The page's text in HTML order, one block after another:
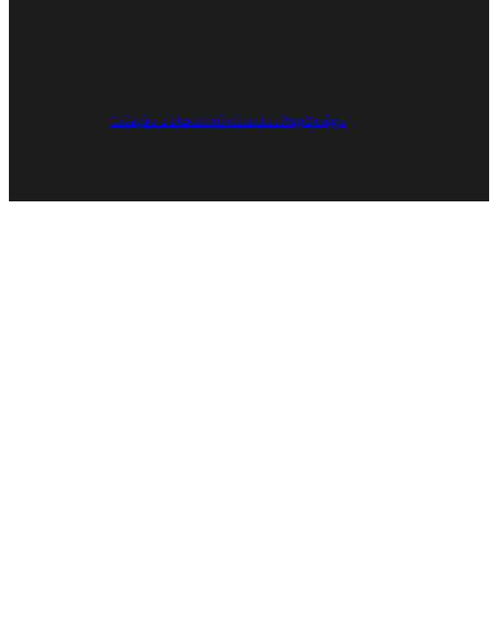
Criação e Desenvolvimento: RapDesign